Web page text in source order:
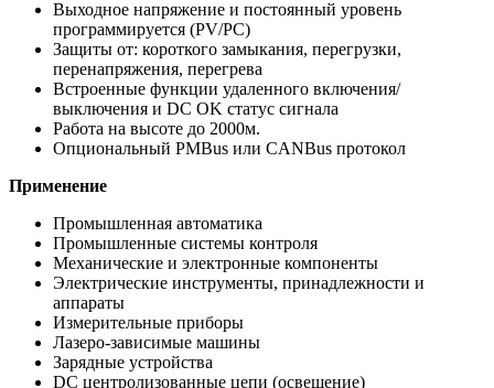
Выходное напряжение и постоянный уровень
программируется (PV/PC)
Защиты от: короткого замыкания, перегрузки,
перенапряжения, перегрева
Встроенные функции удаленного включения/
выключения и DC OK статус сигнала
Работа на высоте до 2000м.
Опциональный PMBus или CANBus протокол
Применение
Промышленная автоматика
Промышленные системы контроля
Механические и электронные компоненты
Электрические инструменты, принадлежности и
аппараты
Измерительные приборы
Лазеро-зависимые машины
Зарядные устройства
DC центролизованные цепи (освещение)